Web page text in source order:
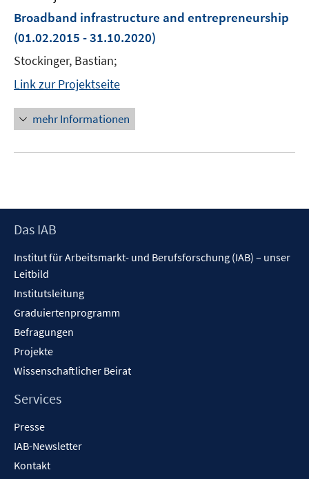
Broadband infrastructure and entrepreneurship
(01.02.2015 - 31.10.2020)
Stockinger, Bastian;
Link zur Projektseite
mehr Informationen
Footer
Das IAB
Institut für Arbeitsmarkt- und Berufsforschung (IAB) – unser
Leitbild
Institutsleitung
Graduiertenprogramm
Befragungen
Projekte
Wissenschaftlicher Beirat
Services
Presse
IAB-Newsletter
Kontakt